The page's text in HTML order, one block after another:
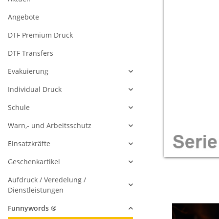
Angebote
DTF Premium Druck
DTF Transfers
Evakuierung
Individual Druck
Schule
Warn,- und Arbeitsschutz
Einsatzkräfte
Geschenkartikel
Aufdruck / Veredelung /
Dienstleistungen
Funnywords ®